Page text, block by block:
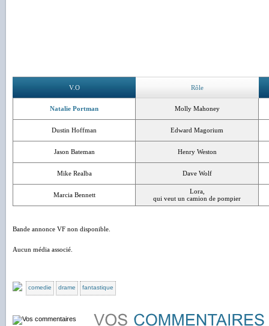
V.O Rôle
Natalie Portman Molly Mahoney
Dustin Hoffman Edward Magorium
Jason Bateman Henry Weston
Mike Realba Dave Wolf
Marcia Bennett
Lora,
qui veut un camion de pompier
Bande annonce VF non disponible.
Aucun média associé.
comedie drame fantastique